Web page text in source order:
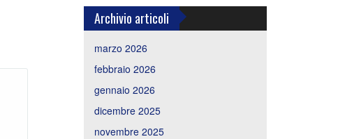
Archivio articoli
marzo 2026
febbraio 2026
gennaio 2026
dicembre 2025
novembre 2025